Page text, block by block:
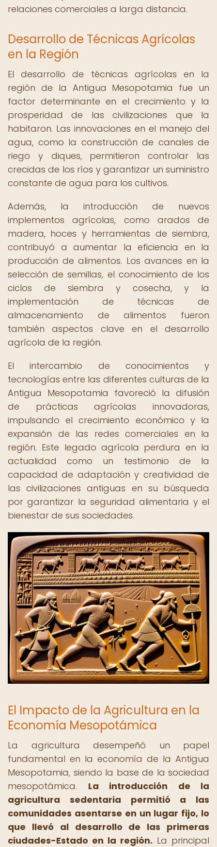
relaciones comerciales a larga distancia.
Desarrollo de Técnicas Agrícolas
en la Región
El desarrollo de técnicas agrícolas en la
región de la Antigua Mesopotamia fue un
factor determinante en el crecimiento y la
prosperidad de las civilizaciones que la
habitaron. Las innovaciones en el manejo del
agua, como la construcción de canales de
riego y diques, permitieron controlar las
crecidas de los ríos y garantizar un suministro
constante de agua para los cultivos.
Además, la introducción de nuevos
implementos agrícolas, como arados de
madera, hoces y herramientas de siembra,
contribuyó a aumentar la eficiencia en la
producción de alimentos. Los avances en la
selección de semillas, el conocimiento de los
ciclos de siembra y cosecha, y la
implementación de técnicas de
almacenamiento de alimentos fueron
también aspectos clave en el desarrollo
agrícola de la región.
El intercambio de conocimientos y
tecnologías entre las diferentes culturas de la
Antigua Mesopotamia favoreció la difusión
de prácticas agrícolas innovadoras,
impulsando el crecimiento económico y la
expansión de las redes comerciales en la
región. Este legado agrícola perdura en la
actualidad como un testimonio de la
capacidad de adaptación y creatividad de
las civilizaciones antiguas en su búsqueda
por garantizar la seguridad alimentaria y el
bienestar de sus sociedades.
El Impacto de la Agricultura en la
Economía Mesopotámica
La agricultura desempeñó un papel
fundamental en la economía de la Antigua
Mesopotamia, siendo la base de la sociedad
mesopotámica. La introducción de la
agricultura sedentaria permitió a las
comunidades asentarse en un lugar fijo, lo
que llevó al desarrollo de las primeras
ciudades-Estado en la región. La principal